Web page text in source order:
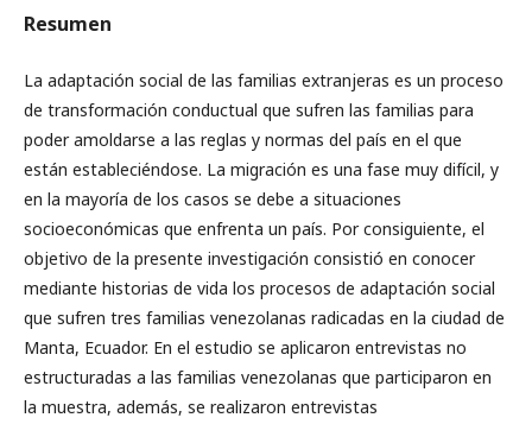
Resumen
La adaptación social de las familias extranjeras es un proceso
de transformación conductual que sufren las familias para
poder amoldarse a las reglas y normas del país en el que
están estableciéndose. La migración es una fase muy difícil, y
en la mayoría de los casos se debe a situaciones
socioeconómicas que enfrenta un país. Por consiguiente, el
objetivo de la presente investigación consistió en conocer
mediante historias de vida los procesos de adaptación social
que sufren tres familias venezolanas radicadas en la ciudad de
Manta, Ecuador. En el estudio se aplicaron entrevistas no
estructuradas a las familias venezolanas que participaron en
la muestra, además, se realizaron entrevistas